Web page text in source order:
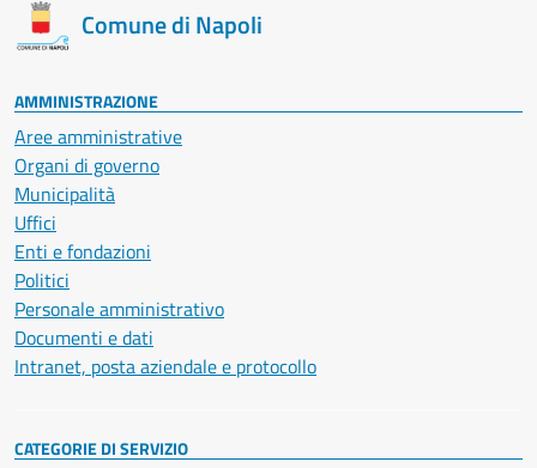
Comune di Napoli
AMMINISTRAZIONE
Aree amministrative
Organi di governo
Municipalità
Uffici
Enti e fondazioni
Politici
Personale amministrativo
Documenti e dati
Intranet, posta aziendale e protocollo
CATEGORIE DI SERVIZIO